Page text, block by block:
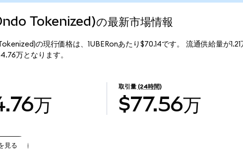
Tokenized)の最新市場情報
の現行価格は、1UBERonあたり$70.14です。 流通供給量が
万となります。
万
取引量 (24時間)
$77.56万
見る